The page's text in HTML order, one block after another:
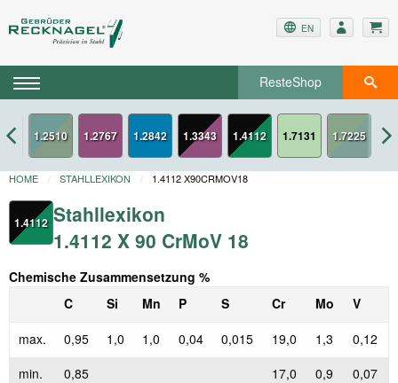
EN
ResteShop
1.2767 1.2842 1.3343 1.4112 1.7131
HOME STAHLLEXIKON 1.4112 X90CRMOV18
1.4112 Stahllexikon
1.4112 X 90 CrMoV 18
Chemische Zusammensetzung %
C
Si Mn P S Cr Mo
V
max.
0,95 1,0 1,0 0,04 0,015 19,0 1,3
0,12
min.
0,85 17,0 0,9 0,07